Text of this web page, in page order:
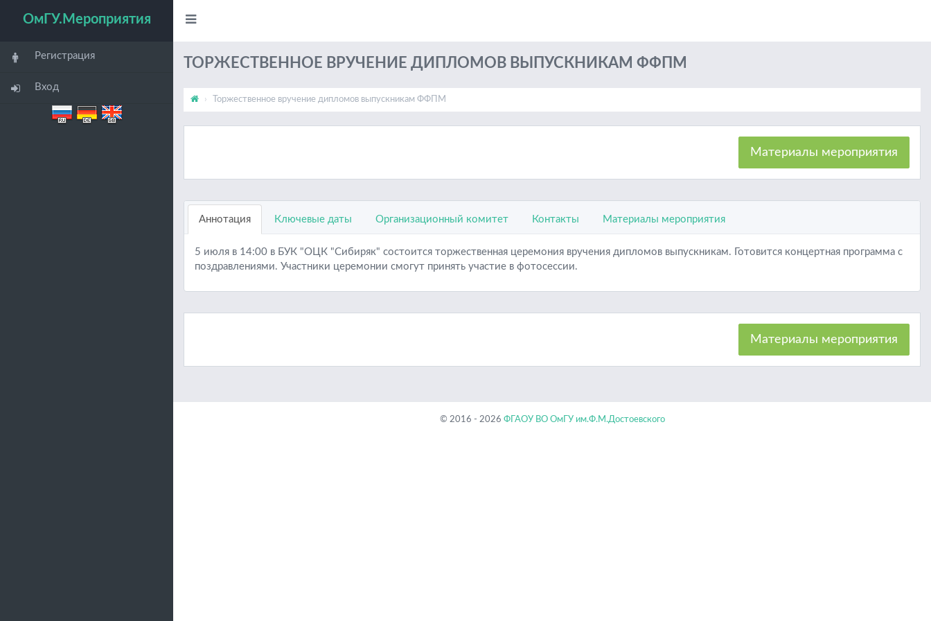
ОмГУ.Мероприятия
Регистрация
Вход
ТОРЖЕСТВЕННОЕ ВРУЧЕНИЕ ДИПЛОМОВ ВЫПУСКНИКАМ ФФПМ
Торжественное вручение дипломов выпускникам ФФПМ
Материалы мероприятия
Аннотация Ключевые даты Организационный комитет Контакты Материалы мероприятия
5 июля в 14:00 в БУК "ОЦК "Сибиряк" состоится торжественная церемония вручения дипломов выпускникам. Готовится концертная программа с
поздравлениями. Участники церемонии смогут принять участие в фотосессии.
Материалы мероприятия
© 2016 - 2026 ФГАОУ ВО ОмГУ им.Ф.М.Достоевского